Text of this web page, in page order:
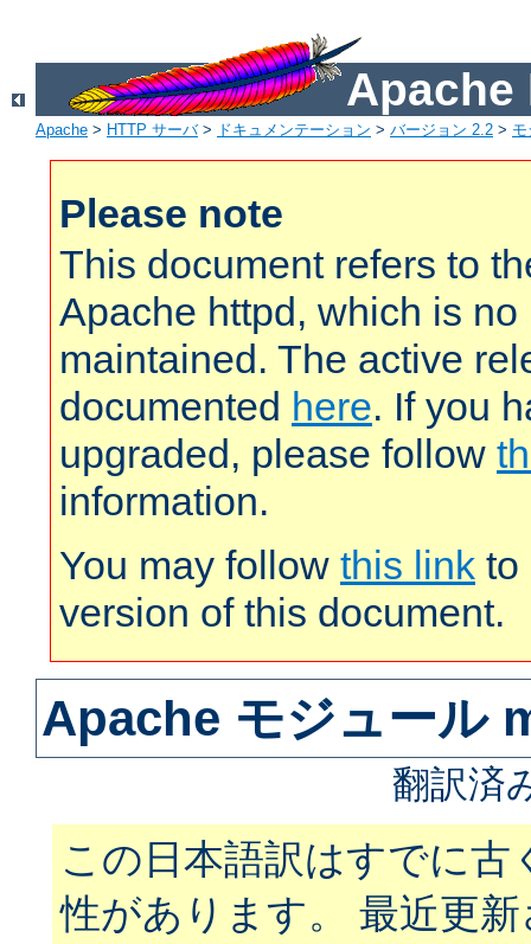
Apache
Apache > HTTP サーバ> ドキュメンテーション > バージョン 2.2 >
Please note
This document refers to
Apache httpd, which is no
maintained. The active
documented here. If you
upgraded, please follow
information.
You may follow this link to
version of this document.
Apache モジュール
翻訳済
この日本語訳はすでに古
性があります。 最近更